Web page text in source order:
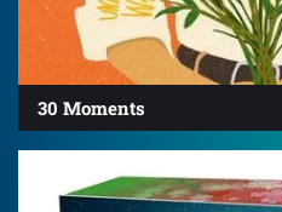
30 Moments